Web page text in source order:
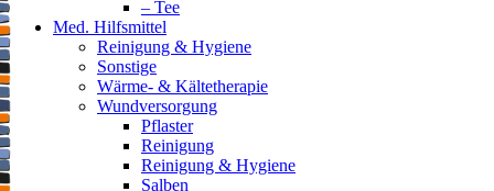
– Tee
Med. Hilfsmittel
Reinigung & Hygiene
Sonstige
Wärme- & Kältetherapie
Wundversorgung
Pflaster
Reinigung
Reinigung & Hygiene
Salben